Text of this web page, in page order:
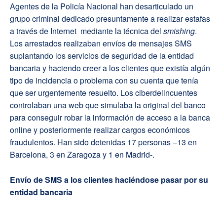
Agentes de la Policía Nacional han desarticulado un
grupo criminal dedicado presuntamente a realizar estafas
a través de Internet mediante la técnica del smishing.
Los arrestados realizaban envíos de mensajes SMS
suplantando los servicios de seguridad de la entidad
bancaria y haciendo creer a los clientes que existía algún
tipo de incidencia o problema con su cuenta que tenía
que ser urgentemente resuelto. Los ciberdelincuentes
controlaban una web que simulaba la original del banco
para conseguir robar la información de acceso a la banca
online y posteriormente realizar cargos económicos
fraudulentos. Han sido detenidas 17 personas –13 en
Barcelona, 3 en Zaragoza y 1 en Madrid-.
Envío de SMS a los clientes haciéndose pasar por su
entidad bancaria